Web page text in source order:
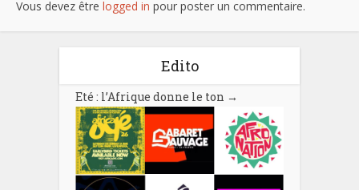
Vous devez être logged in pour poster un commentaire.
Edito
Eté : l’Afrique donne le ton →